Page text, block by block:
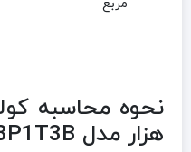
مربع
هزار مدل GWS – H18P1T3B